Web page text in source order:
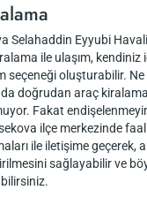
Selahaddin Eyyubi
ile ulaşım, kendiniz
seçeneği oluşturabilir. Ne
doğrudan araç
Fakat
ilçe merkezinde
ile iletişime geçerek,
sağlayabilir ve